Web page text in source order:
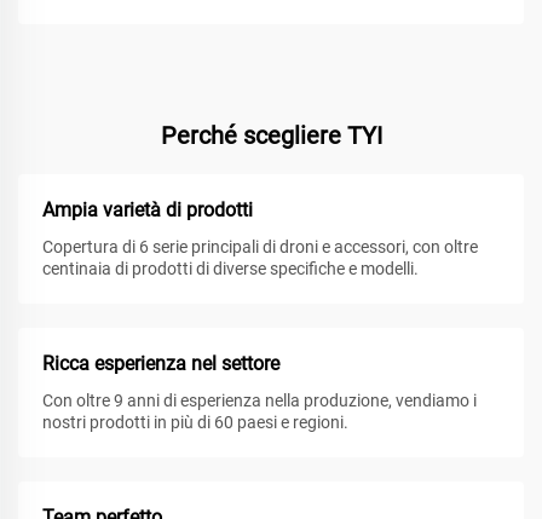
Perché scegliere TYI
Ampia varietà di prodotti
Copertura di 6 serie principali di droni e accessori, con oltre
centinaia di prodotti di diverse specifiche e modelli.
Ricca esperienza nel settore
Con oltre 9 anni di esperienza nella produzione, vendiamo i
nostri prodotti in più di 60 paesi e regioni.